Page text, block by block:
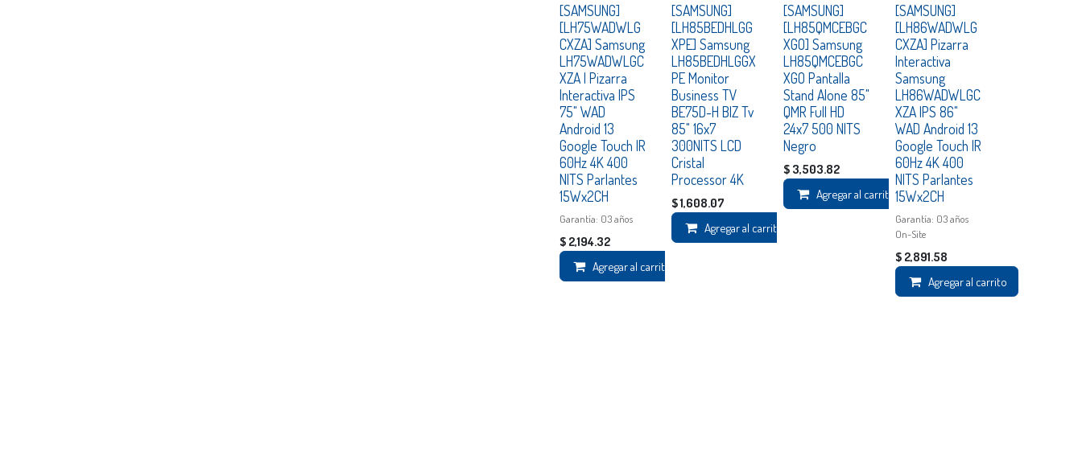
Consultar
[SAMSUNG]
[LH75WADWLG
CXZA] Samsung
LH75WADWLGC
XZA | Pizarra
Interactiva IPS
75" WAD
Android 13
Google Touch IR
60Hz 4K 400
NITS Parlantes
15Wx2CH
Garantía: 03 años
$ 2,194.32
Agregar al carrito
Consultar
[SAMSUNG]
[LH85BEDHLGG
XPE] Samsung
LH85BEDHLGGX
PE Monitor
Business TV
BE75D-H BIZ Tv
85" 16x7
300NITS LCD
Cristal
Processor 4K
$1,608.07
Agregar al carrito
Consultar
[SAMSUNG]
[LH85QMCEBGC
XGO] Samsung
LH85QMCEBGC
XGO Pantalla
Stand Alone 85"
QMR Full HD
24x7 500 NITS
Negro
$ 3,503.82
Agregar al carrito
Consultar
[SAMSUNG]
[LH86WADWLG
CXZA] Pizarra
Interactiva
Samsung
LH86WADWLGC
XZA IPS 86"
WAD Android 13
Google Touch IR
60Hz 4K 400
NITS Parlantes
15Wx2CH
Garantía: 03 años
On-Site
$ 2,891.58
Agregar al carrito